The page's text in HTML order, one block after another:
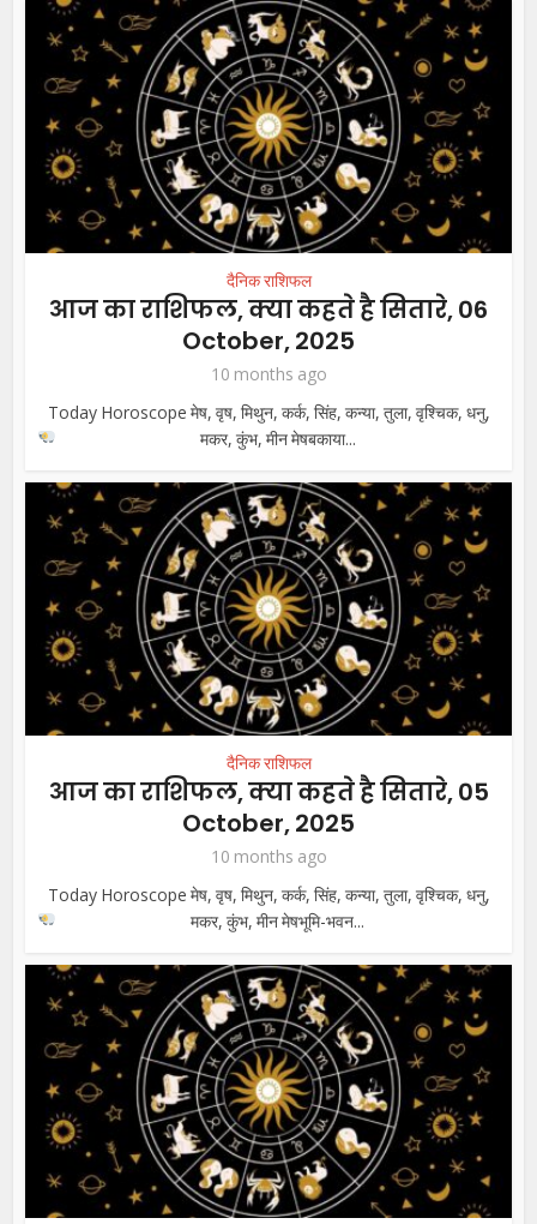
दैनिक राशिफल
आज का राशिफल, क्या कहते है सितारे, 06
October, 2025
10 months ago
Today Horoscope मेष, वृष, मिथुन, कर्क, सिंह, कन्या, तुला, वृश्चिक, धनु,
मकर, कुंभ, मीनमेषबकाया...
दैनिक राशिफल
आज का राशिफल, क्या कहते है सितारे, 05
October, 2025
10 months ago
Today Horoscope मेष, वृष, मिथुन, कर्क, सिंह, कन्या, तुला, वृश्चिक, धनु,
मकर, कुंभ, मीनमेषभूमि-भवन...